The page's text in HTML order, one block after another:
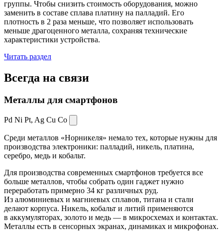
группы. Чтобы снизить стоимость оборудования, можно
заменить в составе сплава платину на палладий. Его
плотность в 2 раза меньше, что позволяет использовать
меньше драгоценного металла, сохраняя технические
характеристики устройства.
Читать раздел
Всегда на связи
Металлы для смартфонов
Pd Ni Pt, Ag Cu Co
Среди металлов «Норникеля» немало тех, которые нужны для
производства электроники: палладий, никель, платина,
серебро, медь и кобальт.
Для производства современных смартфонов требуется все
больше металлов, чтобы собрать один гаджет нужно
переработать примерно 34 кг различных руд.
Из алюминиевых и магниевых сплавов, титана и стали
делают корпуса. Никель, кобальт и литий применяются
в аккумуляторах, золото и медь — в микросхемах и контактах.
Металлы есть в сенсорных экранах, динамиках и микрофонах.